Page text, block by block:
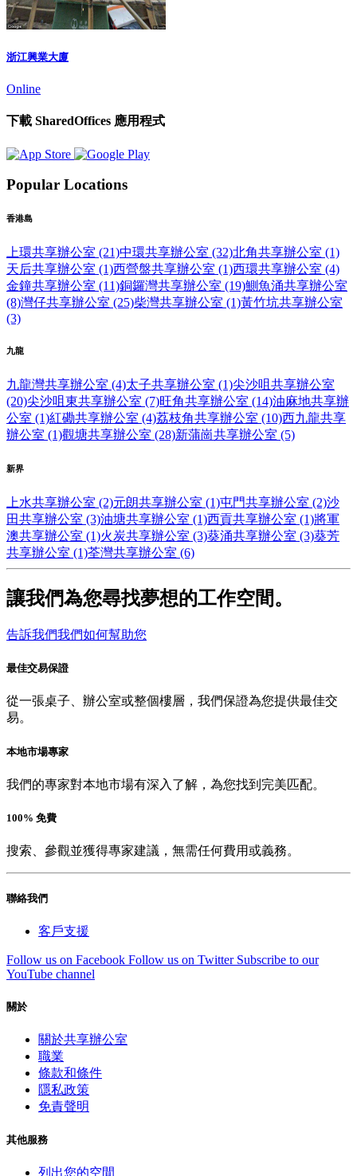
浙江興業大廈
Online
下載 SharedOffices 應用程式
Popular Locations
香港島
上環共享辦公室 (21)中環共享辦公室 (32)北角共享辦公室 (1)
天后共享辦公室 (1)西營盤共享辦公室 (1)西環共享辦公室 (4)
金鐘共享辦公室 (11)銅鑼灣共享辦公室 (19)鰂魚涌共享辦公室
(8)灣仔共享辦公室 (25)柴灣共享辦公室 (1)黃竹坑共享辦公室
(3)
九龍
九龍灣共享辦公室 (4)太子共享辦公室 (1)尖沙咀共享辦公室
(20)尖沙咀東共享辦公室 (7)旺角共享辦公室 (14)油麻地共享辦
公室 (1)紅磡共享辦公室 (4)荔枝角共享辦公室 (10)西九龍共享
辦公室 (1)觀塘共享辦公室 (28)新蒲崗共享辦公室 (5)
新界
上水共享辦公室 (2)元朗共享辦公室 (1)屯門共享辦公室 (2)沙
田共享辦公室 (3)油塘共享辦公室 (1)西貢共享辦公室 (1)將軍
澳共享辦公室 (1)火炭共享辦公室 (3)葵涌共享辦公室 (3)葵芳
共享辦公室 (1)荃灣共享辦公室 (6)
讓我們為您尋找夢想的工作空間。
告訴我們我們如何幫助您
最佳交易保證
從一張桌子、辦公室或整個樓層，我們保證為您提供最佳交
易。
本地市場專家
我們的專家對本地市場有深入了解，為您找到完美匹配。
100% 免費
搜索、參觀並獲得專家建議，無需任何費用或義務。
聯絡我們
客戶支援
Follow us on Facebook Follow us on Twitter Subscribe to our
YouTube channel
關於
關於共享辦公室
職業
條款和條件
隱私政策
免責聲明
其他服務
列出您的空間